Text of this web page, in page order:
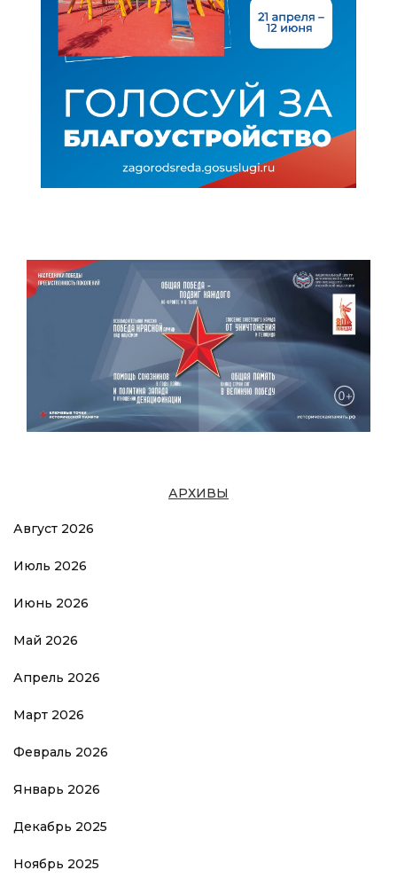
АРХИВЫ
Август 2026
Июль 2026
Июнь 2026
Май 2026
Апрель 2026
Март 2026
Февраль 2026
Январь 2026
Декабрь 2025
Ноябрь 2025